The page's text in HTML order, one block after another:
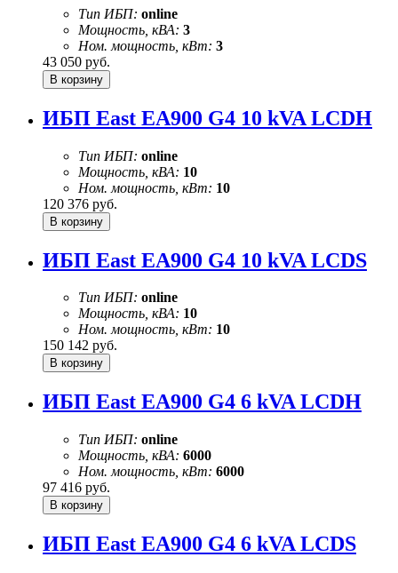
Тип ИБП: online
Мощность, кВА: 3
Ном. мощность, кВт: 3
43 050 руб.
ИБП East EA900 G4 10 kVA LCDH
Тип ИБП: online
Мощность, кВА: 10
Ном. мощность, кВт: 10
120 376 руб.
ИБП East EA900 G4 10 kVA LCDS
Тип ИБП: online
Мощность, кВА: 10
Ном. мощность, кВт: 10
150 142 руб.
ИБП East EA900 G4 6 kVA LCDH
Тип ИБП: online
Мощность, кВА: 6000
Ном. мощность, кВт: 6000
97 416 руб.
ИБП East EA900 G4 6 kVA LCDS